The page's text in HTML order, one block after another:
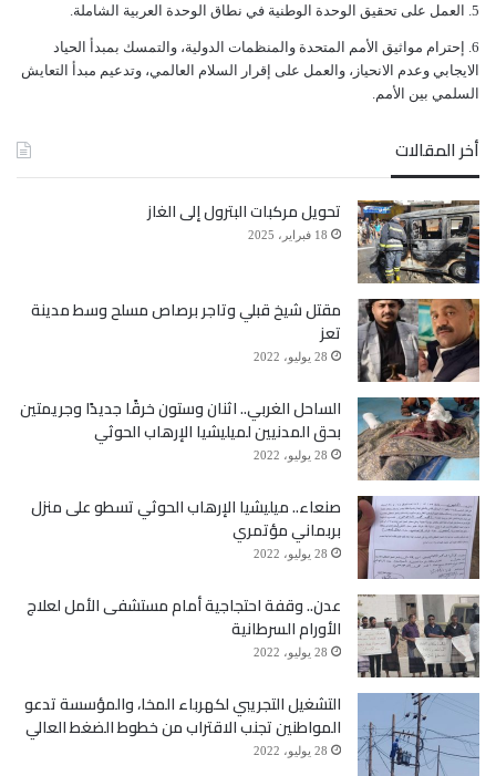
ﺍﻟﻌﻤﻞ ﻋﻠﻰ ﺗﺤﻘﻴﻖ ﺍﻟﻮﺣﺪﺓ ﺍﻟﻮﻃﻨﻴﺔ ﻓﻲ ﻧﻄﺎﻕ ﺍﻟﻮﺣﺪﺓ ﺍﻟﻌﺮﺑﻴﺔ ﺍﻟﺸﺎﻣﻠﺔ.
ﺇﺣﺘﺮﺍﻡ ﻣﻮﺍﺛﻴﻖ الأﻣﻢ ﺍﻟﻤﺘﺤﺪﺓ ﻭﺍﻟﻤﻨﻈﻤﺎﺕ ﺍﻟﺪﻭﻟﻴﺔ، ﻭﺍﻟﺘﻤﺴﻚ ﺑﻤﺒﺪﺃ ﺍﻟﺤﻴﺎﺩ
ﺍﻻﻳﺠﺎﺑﻲ ﻭﻋﺪﻡ ﺍﻻﻧﺤﻴﺎﺯ، ﻭﺍﻟﻌﻤﻞ ﻋﻠﻰ ﺇﻗﺮﺍﺭ ﺍﻟﺴﻼﻡ ﺍﻟﻌﺎﻟﻤﻲ، ﻭﺗﺪﻋﻴﻢ ﻣﺒﺪﺃ ﺍﻟﺘﻌﺎﻳﺶ
ﺍﻟﺴﻠﻤﻲ ﺑﻴﻦ ﺍﻷﻣﻢ.
أخر المقالات
تحويل مركبات البترول إلى الغاز
18 فبراير، 2025
مقتل شيخ قبلي وتاجر برصاص مسلح وسط مدينة
تعز
28 يوليو، 2022
الساحل الغربي.. اثنان وستون خرقًا جديدًا وجريمتين
بحق المدنيين لميليشيا الإرهاب الحوثي
28 يوليو، 2022
صنعاء.. ميليشيا الإرهاب الحوثي تسطو على منزل
بربماني مؤتمري
28 يوليو، 2022
عدن.. وقفة احتجاجية أمام مستشفى الأمل لعلاج
الأورام السرطانية
28 يوليو، 2022
التشغيل التجريبي لكهرباء المخا، والمؤسسة تدعو
المواطنين تجنب الاقتراب من خطوط الضغط العالي
28 يوليو، 2022